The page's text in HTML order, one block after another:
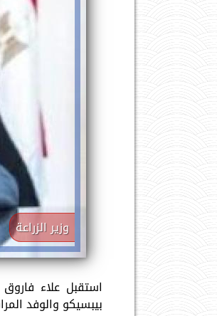
وزير الزراعة
استقبل علاء
بيبسيكو والوفد